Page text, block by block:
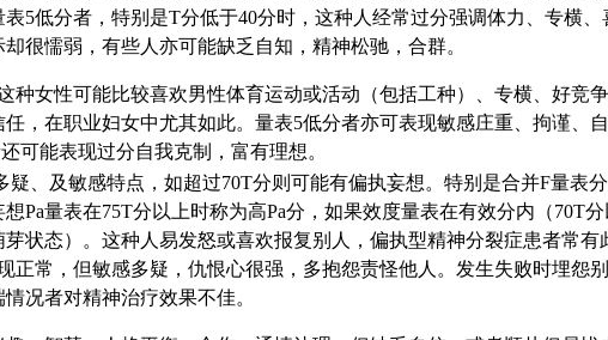
5低分者，特别是T分低于40分时，这种人经常过分强调体力、专横
很懦弱，有些人亦可能缺乏自知，精神松驰，合群。
女性可能比较喜欢男性体育运动或活动（包括工种）、专横、好竞
，在职业妇女中尤其如此。量表5低分者亦可表现敏感庄重、拘谨、
可能表现过分自我克制，富有理想。
疑、及敏感特点，如超过70T分则可能有偏执妄想。特别是合并F量表
Pa量表在75T分以上时称为高Pa分，如果效度量表在有效分内（70T
状态）。这种人易发怒或喜欢报复别人，偏执型精神分裂症患者常
正常，但敏感多疑，仇恨心很强，多抱怨责怪他人。发生失败时埋怨
况者对精神治疗效果不佳。